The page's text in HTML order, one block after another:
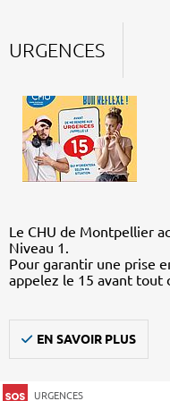
URGENCES
Le CHU de Montpellier
Niveau 1.
Pour garantir une prise
appelez le 15 avant tout
EN SAVOIR PLUS
URGENCES